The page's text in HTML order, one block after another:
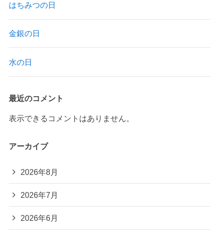
はちみつの日
金銀の日
水の日
最近のコメント
表示できるコメントはありません。
アーカイブ
2026年8月
2026年7月
2026年6月